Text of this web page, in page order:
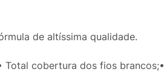
de altíssima qualidade.
Total cobertura dos fios brancos;•